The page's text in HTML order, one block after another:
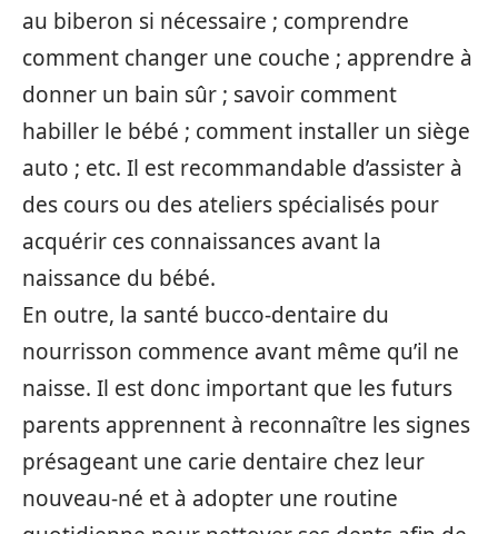
au biberon si nécessaire ; comprendre
comment changer une couche ; apprendre à
donner un bain sûr ; savoir comment
habiller le bébé ; comment installer un siège
auto ; etc. Il est recommandable d’assister à
des cours ou des ateliers spécialisés pour
acquérir ces connaissances avant la
naissance du bébé.
En outre, la santé bucco-dentaire du
nourrisson commence avant même qu’il ne
naisse. Il est donc important que les futurs
parents apprennent à reconnaître les signes
présageant une carie dentaire chez leur
nouveau-né et à adopter une routine